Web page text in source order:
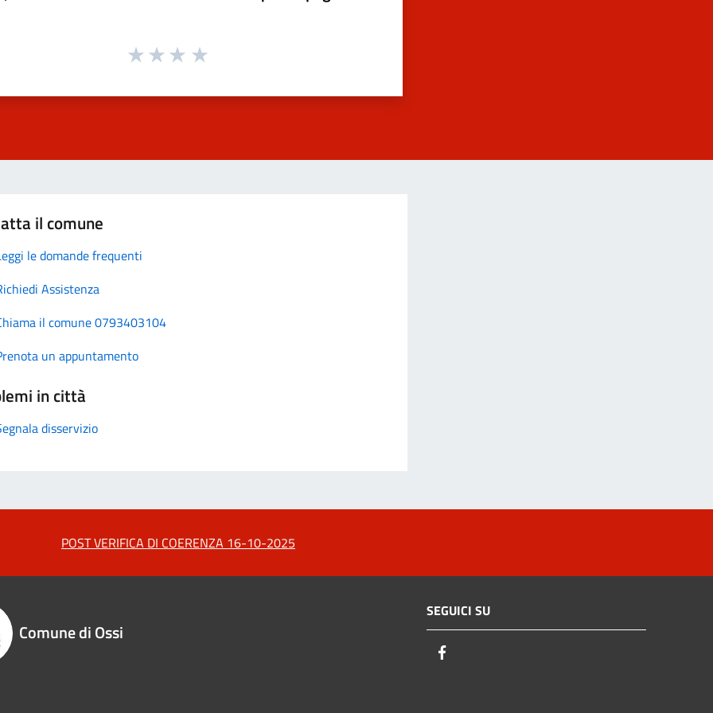
il comune
le domande frequenti
Assistenza
il comune 0793403104
un appuntamento
in città
disservizio
POST VERIFICA DI COERENZA 16-10-2025
Comune di Ossi
SEGUICI SU